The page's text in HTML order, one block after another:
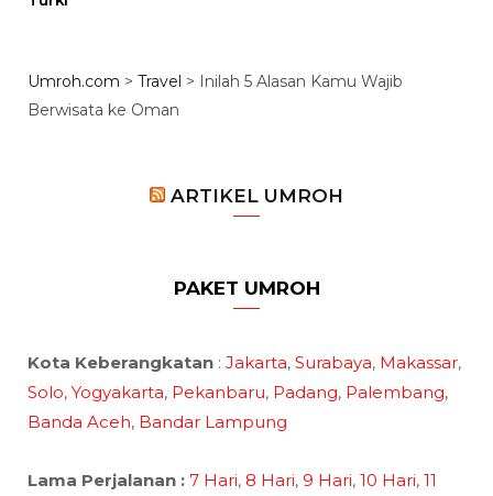
Umroh.com > Travel > Inilah 5 Alasan Kamu Wajib
Berwisata ke Oman
ARTIKEL UMROH
PAKET UMROH
Kota Keberangkatan : Jakarta, Surabaya, Makassar,
Solo, Yogyakarta, Pekanbaru, Padang, Palembang,
Banda Aceh, Bandar Lampung
Lama Perjalanan : 7 Hari, 8 Hari, 9 Hari, 10 Hari, 11